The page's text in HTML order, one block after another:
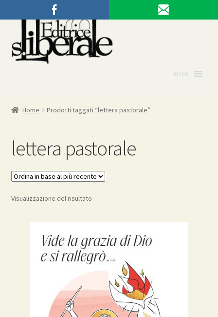
Vai
alla
navigazione
Vai
contenuto
MENU
Home Prodotti taggati “lettera pastorale”
lettera pastorale
Visualizzazione del risultato